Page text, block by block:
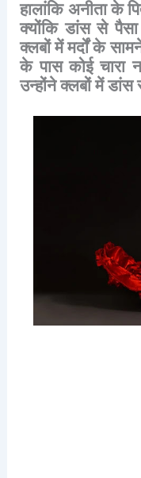
हालांकि अनीता के
क्योंकि डांस से पैसा
क्लबोंमेंमर्दोंके
के पास कोई चारा न
उन्होंनेक्लबोंमेंडांस